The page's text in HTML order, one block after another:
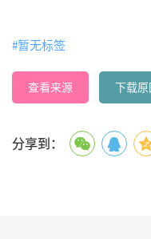
#暂无标签
查看来源 下载原
分享到：